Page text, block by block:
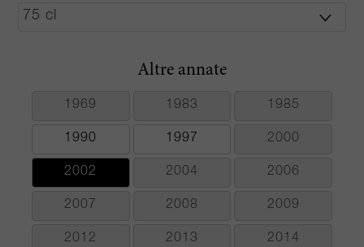
Altre annate
1969 1983 1985
1990 1997 2000
2002 2004 2006
2007 2008 2009
2012 2013 2014